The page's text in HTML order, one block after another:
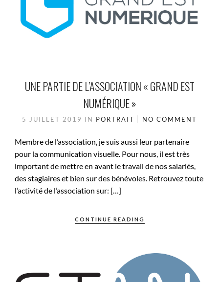
UNE PARTIE DE L’ASSOCIATION « GRAND EST
NUMÉRIQUE »
5 JUILLET 2019 IN PORTRAIT NO COMMENT
Membre de l’association, je suis aussi leur partenaire
pour la communication visuelle. Pour nous, il est très
important de mettre en avant le travail de nos salariés,
des stagiaires et bien sur des bénévoles. Retrouvez toute
l’activité de l’association sur: […]
CONTINUE READING